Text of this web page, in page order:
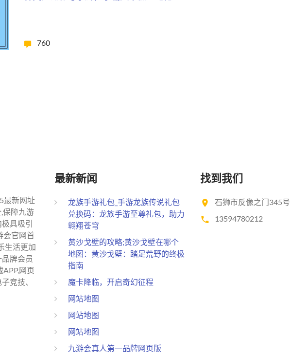
760
最新网址
保障九游
具吸引
会官网首
生活更加
牌会员
网页
竞技、
最新新闻
龙族手游礼包_手游龙族传说礼包
兑换码：龙族手游至尊礼包，助力
翱翔苍穹
黄沙戈壁的攻略;黄沙戈壁在哪个
地图：黄沙戈壁：踏足荒野的终极
指南
魔卡降临，开启奇幻征程
网站地图
网站地图
网站地图
九游会真人第一品牌网页版
找到我们
石狮市反像之门345号
13594780212